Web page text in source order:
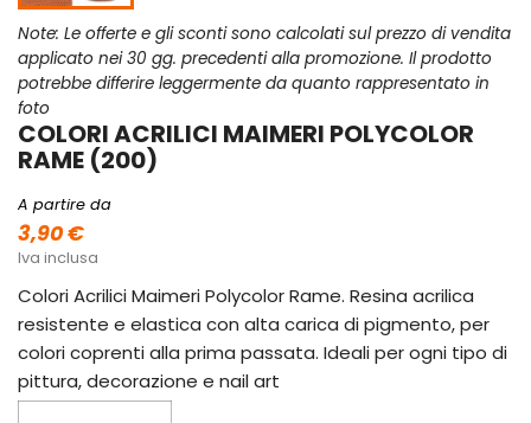
Note: Le offerte e gli sconti sono calcolati sul prezzo di vendita
applicato nei 30 gg. precedenti alla promozione. Il prodotto
potrebbe differire leggermente da quanto rappresentato in
foto
COLORI ACRILICI MAIMERI POLYCOLOR
RAME (200)
A partire da
3,90 €
Iva inclusa
Colori Acrilici Maimeri Polycolor Rame. Resina acrilica
resistente e elastica con alta carica di pigmento, per
colori coprenti alla prima passata. Ideali per ogni tipo di
pittura, decorazione e nail art